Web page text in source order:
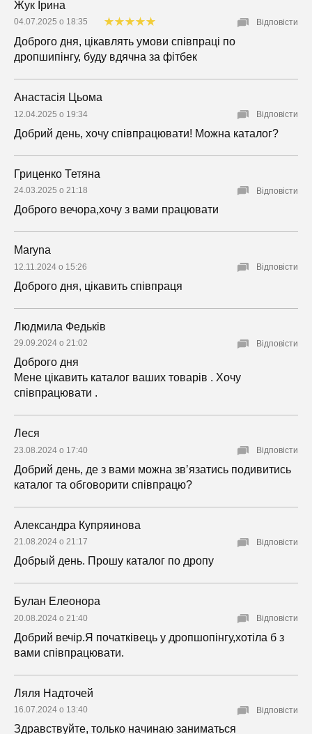
Жук Ірина
04.07.2025 о 18:35
Доброго дня, цікавлять умови співпраці по
дропшипінгу, буду вдячна за фітбек
Відповісти
Анастасія Цьома
12.04.2025 о 19:34
Добрий день, хочу співпрацювати! Можна каталог?
Відповісти
Гриценко Тетяна
24.03.2025 о 21:18
Доброго вечора,хочу з вами працювати
Відповісти
Maryna
12.11.2024 о 15:26
Доброго дня, цікавить співпраця
Відповісти
Людмила Федьків
29.09.2024 о 21:02
Доброго дня
Мене цікавить каталог ваших товарів . Хочу
співпрацювати .
Відповісти
Леся
23.08.2024 о 17:40
Добрий день, де з вами можна звʼязатись подивитись
каталог та обговорити співпрацю?
Відповісти
Александра Купряинова
21.08.2024 о 21:17
Добрый день. Прошу каталог по дропу
Відповісти
Булан Елеонора
20.08.2024 о 21:40
Добрий вечір.Я початківець у дропшопінгу,хотіла б з
вами співпрацювати.
Відповісти
Ляля Надточей
16.07.2024 о 13:40
Здравствуйте, только начинаю заниматься
Відповісти